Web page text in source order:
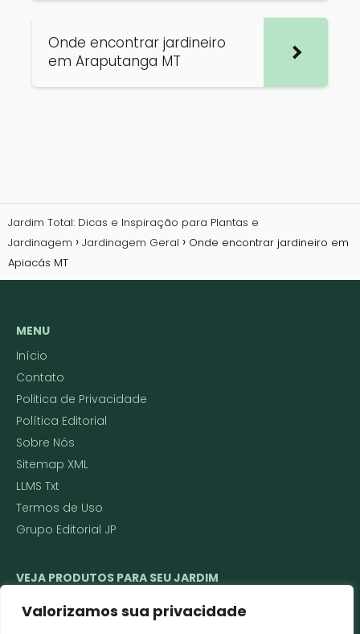
Valorizamos sua privacidade
Onde encontrar jardineiro
em Araputanga MT
Jardim Total: Dicas e Inspiração para Plantas e
Jardinagem
Jardinagem Geral
Onde encontrar jardineiro em
Apiacás MT
MENU
Início
Contato
Politica de Privacidade
Política Editorial
Sobre Nós
Sitemap XML
LLMS Txt
Termos de Uso
Grupo Editorial JP
VEJA PRODUTOS PARA SEU JARDIM
🌱 Ferramentas de Jardinagem
🌼 Vasos Decorativos e Técnicos